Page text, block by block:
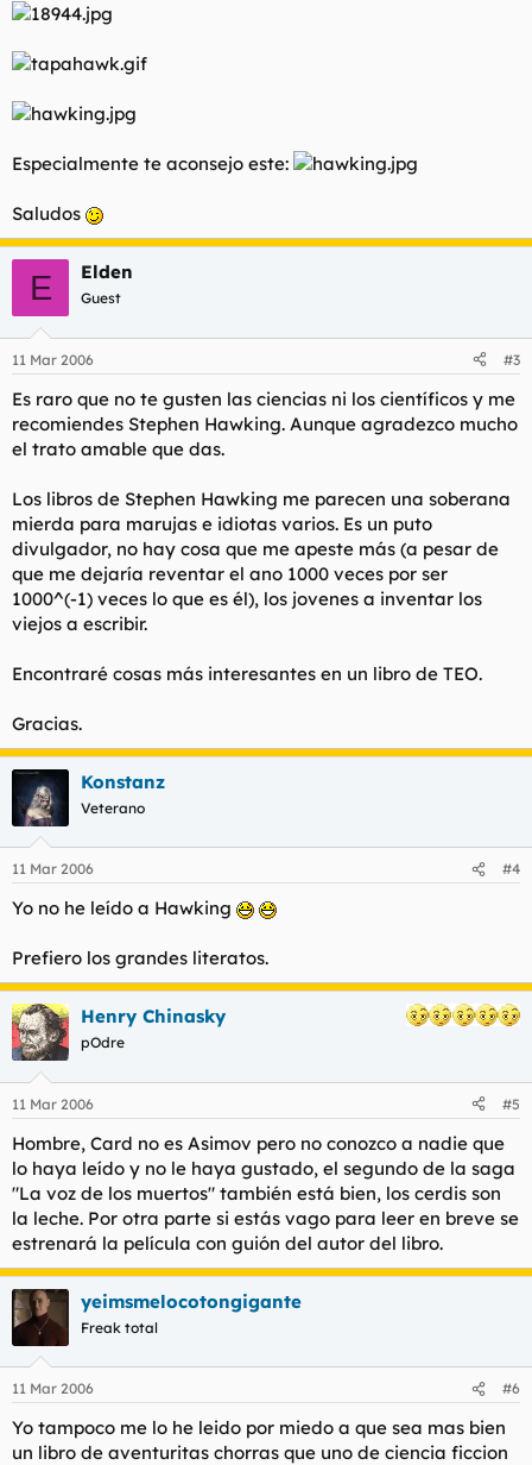
Especialmente te aconsejo este:
Saludos
E Elden
Guest
11 Mar 2006 #3
Es raro que no te gusten las ciencias ni los científicos y me
recomiendes Stephen Hawking. Aunque agradezco mucho
el trato amable que das.
Los libros de Stephen Hawking me parecen una soberana
mierda para marujas e idiotas varios. Es un puto
divulgador, no hay cosa que me apeste más (a pesar de
que me dejaría reventar el ano 1000 veces por ser
1000^(-1) veces lo que es él), los jovenes a inventar los
viejos a escribir.
Encontraré cosas más interesantes en un libro de TEO.
Gracias.
Konstanz
Veterano
11 Mar 2006 #4
Yo no he leído a Hawking
Prefiero los grandes literatos.
Henry Chinasky
pOdre
11 Mar 2006 #5
Hombre, Card no es Asimov pero no conozco a nadie que
lo haya leído y no le haya gustado, el segundo de la saga
"La voz de los muertos" también está bien, los cerdis son
la leche. Por otra parte si estás vago para leer en breve se
estrenará la película con guión del autor del libro.
yeimsmelocotongigante
Freak total
11 Mar 2006 #6
Yo tampoco me lo he leido por miedo a que sea mas bien
un libro de aventuritas chorras que uno de ciencia ficcion